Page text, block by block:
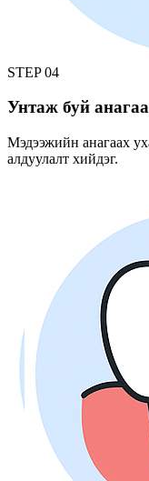
STEP04
Унтаж буй
Мэдээжийн анагаах
алдуулалт хийдэг.